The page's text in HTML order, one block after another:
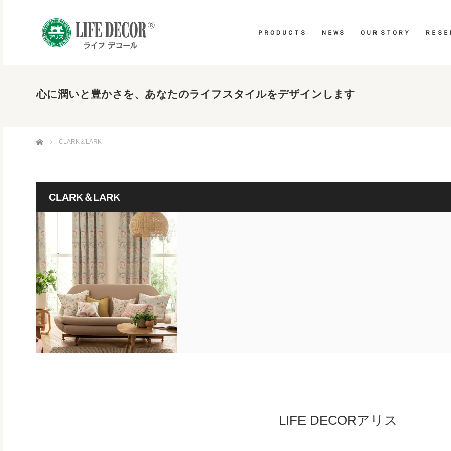
ＰＲＯＤＵＣＴＳ ＮＥＷＳ ＯＵＲ ＳＴＯＲＹ ＲＥＳ
心に潤いと豊かさを、あなたのライフスタイルをデザインします
ホーム CLARK＆LARK
CLARK＆LARK
LIFE DECORアリス